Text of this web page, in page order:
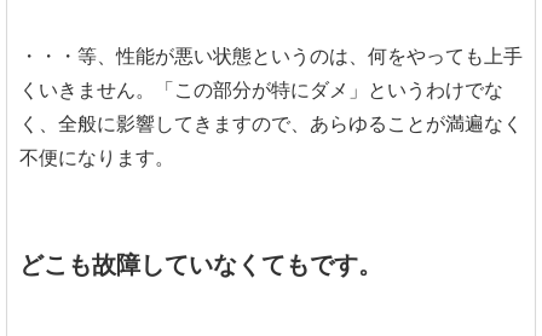
・・・等、性能が悪い状態というのは、何をやっても上手
くいきません。「この部分が特にダメ」というわけでな
く、全般に影響してきますので、あらゆることが満遍なく
不便になります。
どこも故障していなくてもです。